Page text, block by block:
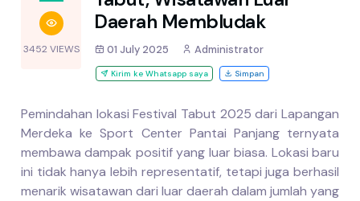
3452 VIEWS
Daerah Membludak
01 July 2025 Administrator
Kirim ke Whatsapp saya Simpan
Pemindahan lokasi Festival Tabut 2025 dari Lapangan
Merdeka ke Sport Center Pantai Panjang ternyata
membawa dampak positif yang luar biasa. Lokasi baru
ini tidak hanya lebih representatif, tetapi juga berhasil
menarik wisatawan dari luar daerah dalam jumlah yang